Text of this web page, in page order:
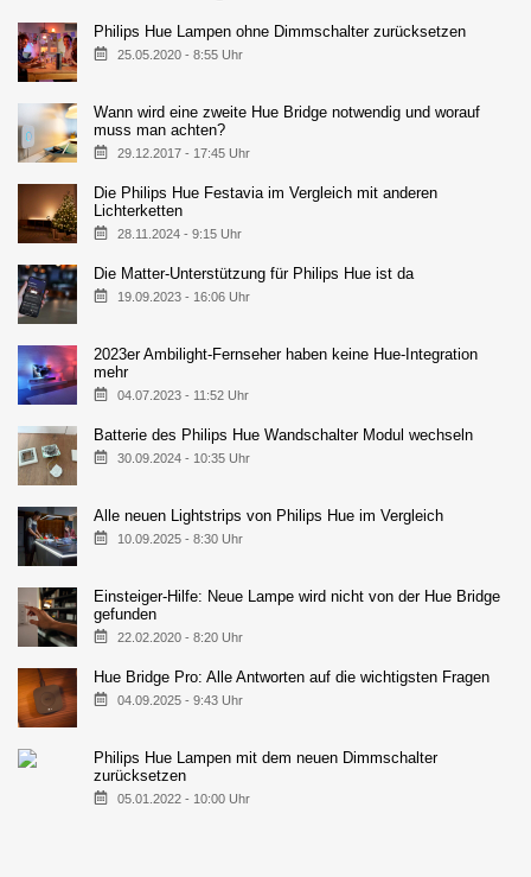
Philips Hue Lampen ohne Dimmschalter zurücksetzen
25.05.2020 - 8:55 Uhr
Wann wird eine zweite Hue Bridge notwendig und worauf
muss man achten?
29.12.2017 - 17:45 Uhr
Die Philips Hue Festavia im Vergleich mit anderen
Lichterketten
28.11.2024 - 9:15 Uhr
Die Matter-Unterstützung für Philips Hue ist da
19.09.2023 - 16:06 Uhr
2023er Ambilight-Fernseher haben keine Hue-Integration
mehr
04.07.2023 - 11:52 Uhr
Batterie des Philips Hue Wandschalter Modul wechseln
30.09.2024 - 10:35 Uhr
Alle neuen Lightstrips von Philips Hue im Vergleich
10.09.2025 - 8:30 Uhr
Einsteiger-Hilfe: Neue Lampe wird nicht von der Hue Bridge
gefunden
22.02.2020 - 8:20 Uhr
Hue Bridge Pro: Alle Antworten auf die wichtigsten Fragen
04.09.2025 - 9:43 Uhr
Philips Hue Lampen mit dem neuen Dimmschalter
zurücksetzen
05.01.2022 - 10:00 Uhr